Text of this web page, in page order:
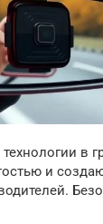
в
и